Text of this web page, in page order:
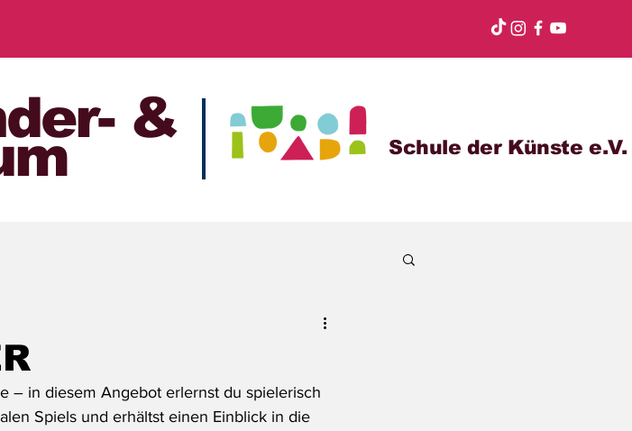
& Schule der Künste e.V.
– in diesem Angebot erlernst du spielerisch
Spiels und erhältst einen Einblick in die